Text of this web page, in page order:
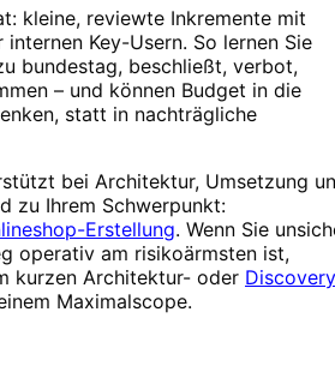
kleine, reviewte Inkremente mit
Key-Usern. So lernen Sie
bundestag, beschließt, verbot,
– und können Budget in die
statt in nachträgliche
bei Architektur, Umsetzung
zu Ihrem Schwerpunkt:
Erstellung. Wenn Sie
operativ am risikoärmsten ist,
kurzen Architektur- oder
Maximalscope.